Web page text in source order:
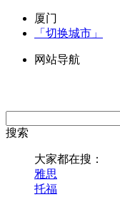
厦门
「切换城市」
网站导航
搜索
大家都在搜：
雅思
托福